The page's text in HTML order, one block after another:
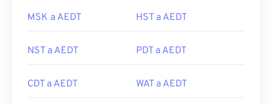
MSK a AEDT HST a AEDT
NST a AEDT PDT a AEDT
CDT a AEDT WAT a AEDT